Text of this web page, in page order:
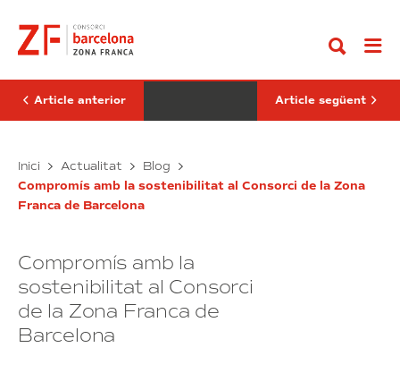
contingut
Trobada
Que
Revoluciona
Benestar
Femení
Article anterior
empreses
mesurar
el
Article següent
Inici Actualitat Blog
Compromís amb la sostenibilitat al Consorci de la Zona
Franca de Barcelona
Compromís amb la
sostenibilitat al Consorci
de la Zona Franca de
Barcelona
La
Trobada
Que
Benestar
Femení
Barcelona
les